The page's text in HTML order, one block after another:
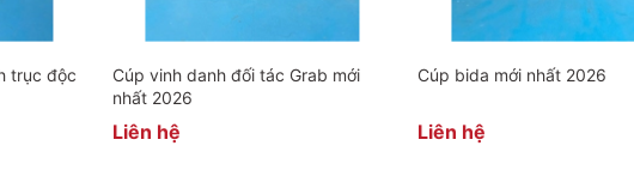
trục độc
Cúp vinh danh đối tác Grab mới
nhất 2026
Liên hệ
Cúp bida mới nhất 2026
Liên hệ